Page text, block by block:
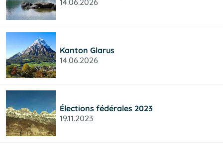
Kanton Glarus
14.06.2026
Élections fédérales 2023
19.11.2023